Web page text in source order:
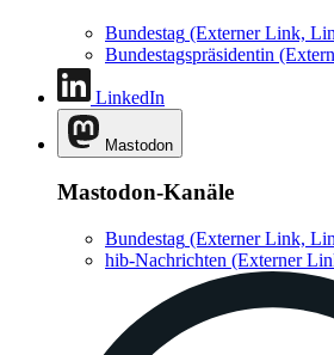
Bundestag (Externer Link,
Bundestagspräsidentin
LinkedIn
Mastodon
Mastodon-Kanäle
Bundestag (Externer Link,
hib-Nachrichten (Externer